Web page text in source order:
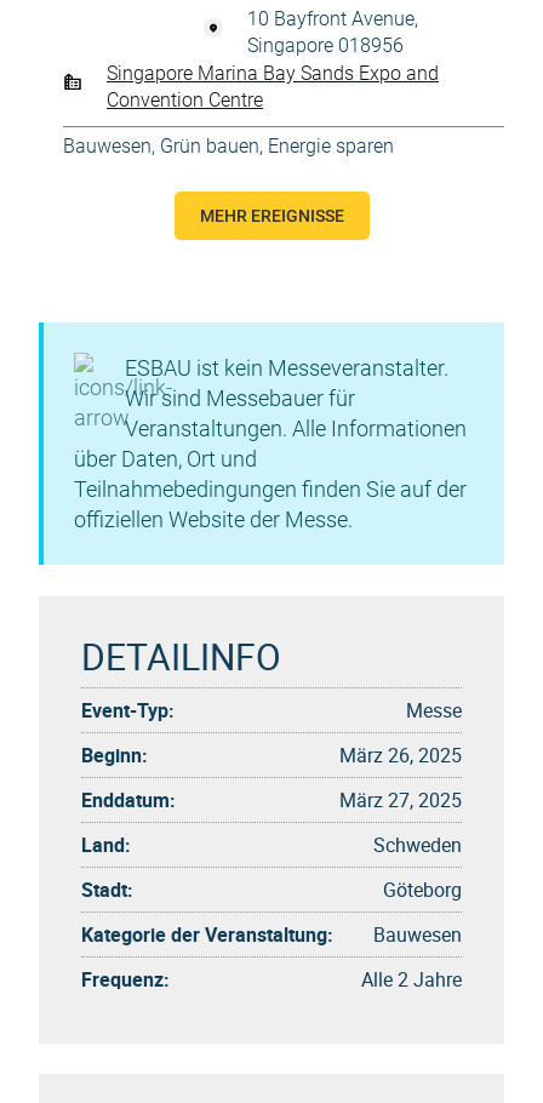
10 Bayfront Avenue,
Singapore 018956
Singapore Marina Bay Sands Expo and
Convention Centre
Bauwesen, Grün bauen, Energie sparen
MEHR EREIGNISSE
ESBAU ist kein Messeveranstalter.
Wir sind Messebauer für
Veranstaltungen. Alle Informationen
über Daten, Ort und
Teilnahmebedingungen finden Sie auf der
offiziellen Website der Messe.
DETAILINFO
Event-Typ:
Messe
Beginn:
März 26, 2025
Enddatum:
März 27, 2025
Land:
Schweden
Stadt:
Göteborg
Kategorie der Veranstaltung:
Bauwesen
Frequenz:
Alle 2 Jahre